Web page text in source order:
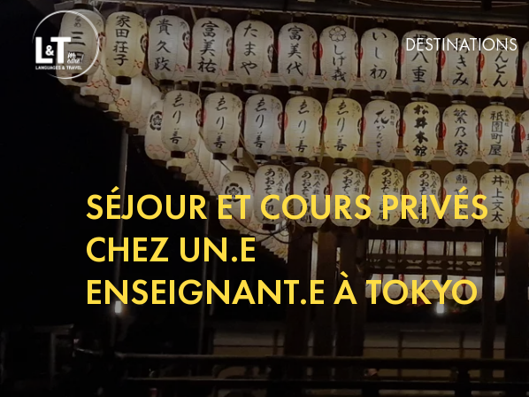
DESTINATIONS
SÉJOUR ET COURS PRIVÉS
CHEZ UN.E
ENSEIGNANT.E À TOKYO